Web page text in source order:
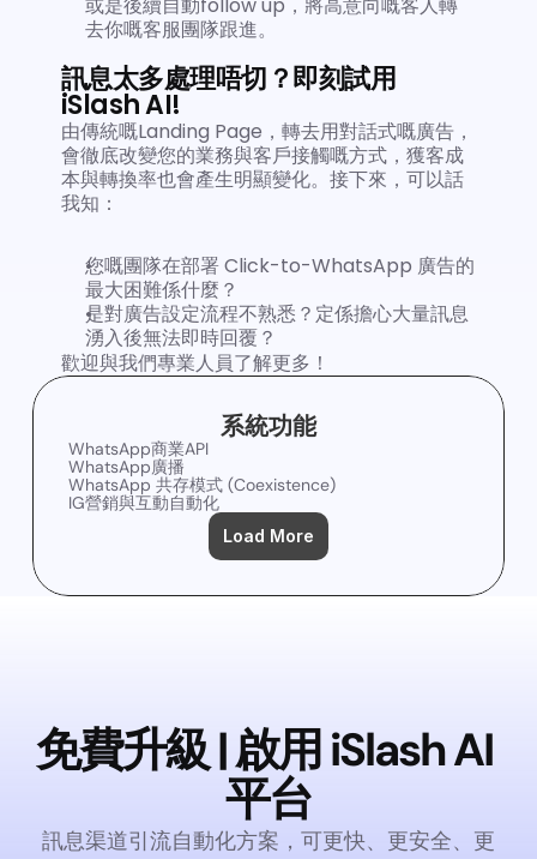
去你嘅客服團隊跟進。
訊息太多處理唔切？即刻試用
iSlash AI!
由傳統嘅Landing Page，轉去用對話式嘅廣告，
會徹底改變您的業務與客戶接觸嘅方式，獲客成
本與轉換率也會產生明顯變化。接下來，可以話
我知：
您嘅團隊在部署 Click-to-WhatsApp 廣告的
最大困難係什麼？
是對廣告設定流程不熟悉？定係擔心大量訊息
湧入後無法即時回覆？
歡迎與我們專業人員了解更多！
系統功能
WhatsApp商業API
WhatsApp廣播
WhatsApp 共存模式 (Coexistence)
IG營銷與互動自動化
Load More
免費升級 | 啟用 iSlash AI
平台
訊息渠道引流自動化方案，可更快、更安全、更